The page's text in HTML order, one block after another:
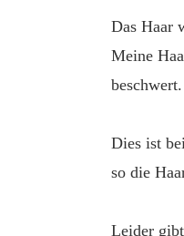
Das Haar
Meine
beschwert.
Dies ist
so die
Leider